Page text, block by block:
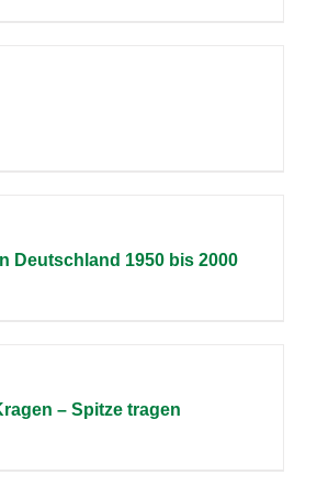
Deutschland 1950 bis 2000
– Spitze tragen